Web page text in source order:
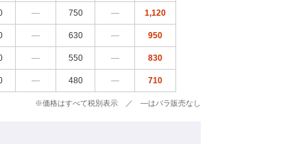
― 750 ― 1,120
― 630 ― 950
― 550 ― 830
― 480 ― 710
※価格はすべて税別表示 ／ ―はバラ販売なし